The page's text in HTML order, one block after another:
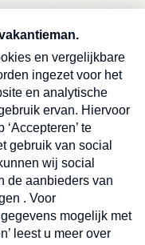
meer
tips?